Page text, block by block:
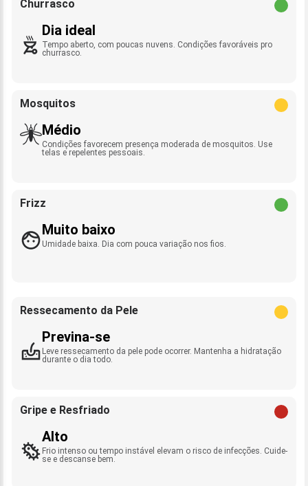
Churrasco
Dia ideal
Tempo aberto, com poucas nuvens. Condições favoráveis pro
churrasco.
Mosquitos
Médio
Condições favorecem presença moderada de mosquitos. Use
telas e repelentes pessoais.
Frizz
Muito baixo
Umidade baixa. Dia com pouca variação nos fios.
Ressecamento da Pele
Previna-se
Leve ressecamento da pele pode ocorrer. Mantenha a hidratação
durante o dia todo.
Gripe e Resfriado
Alto
Frio intenso ou tempo instável elevam o risco de infecções. Cuide-
se e descanse bem.